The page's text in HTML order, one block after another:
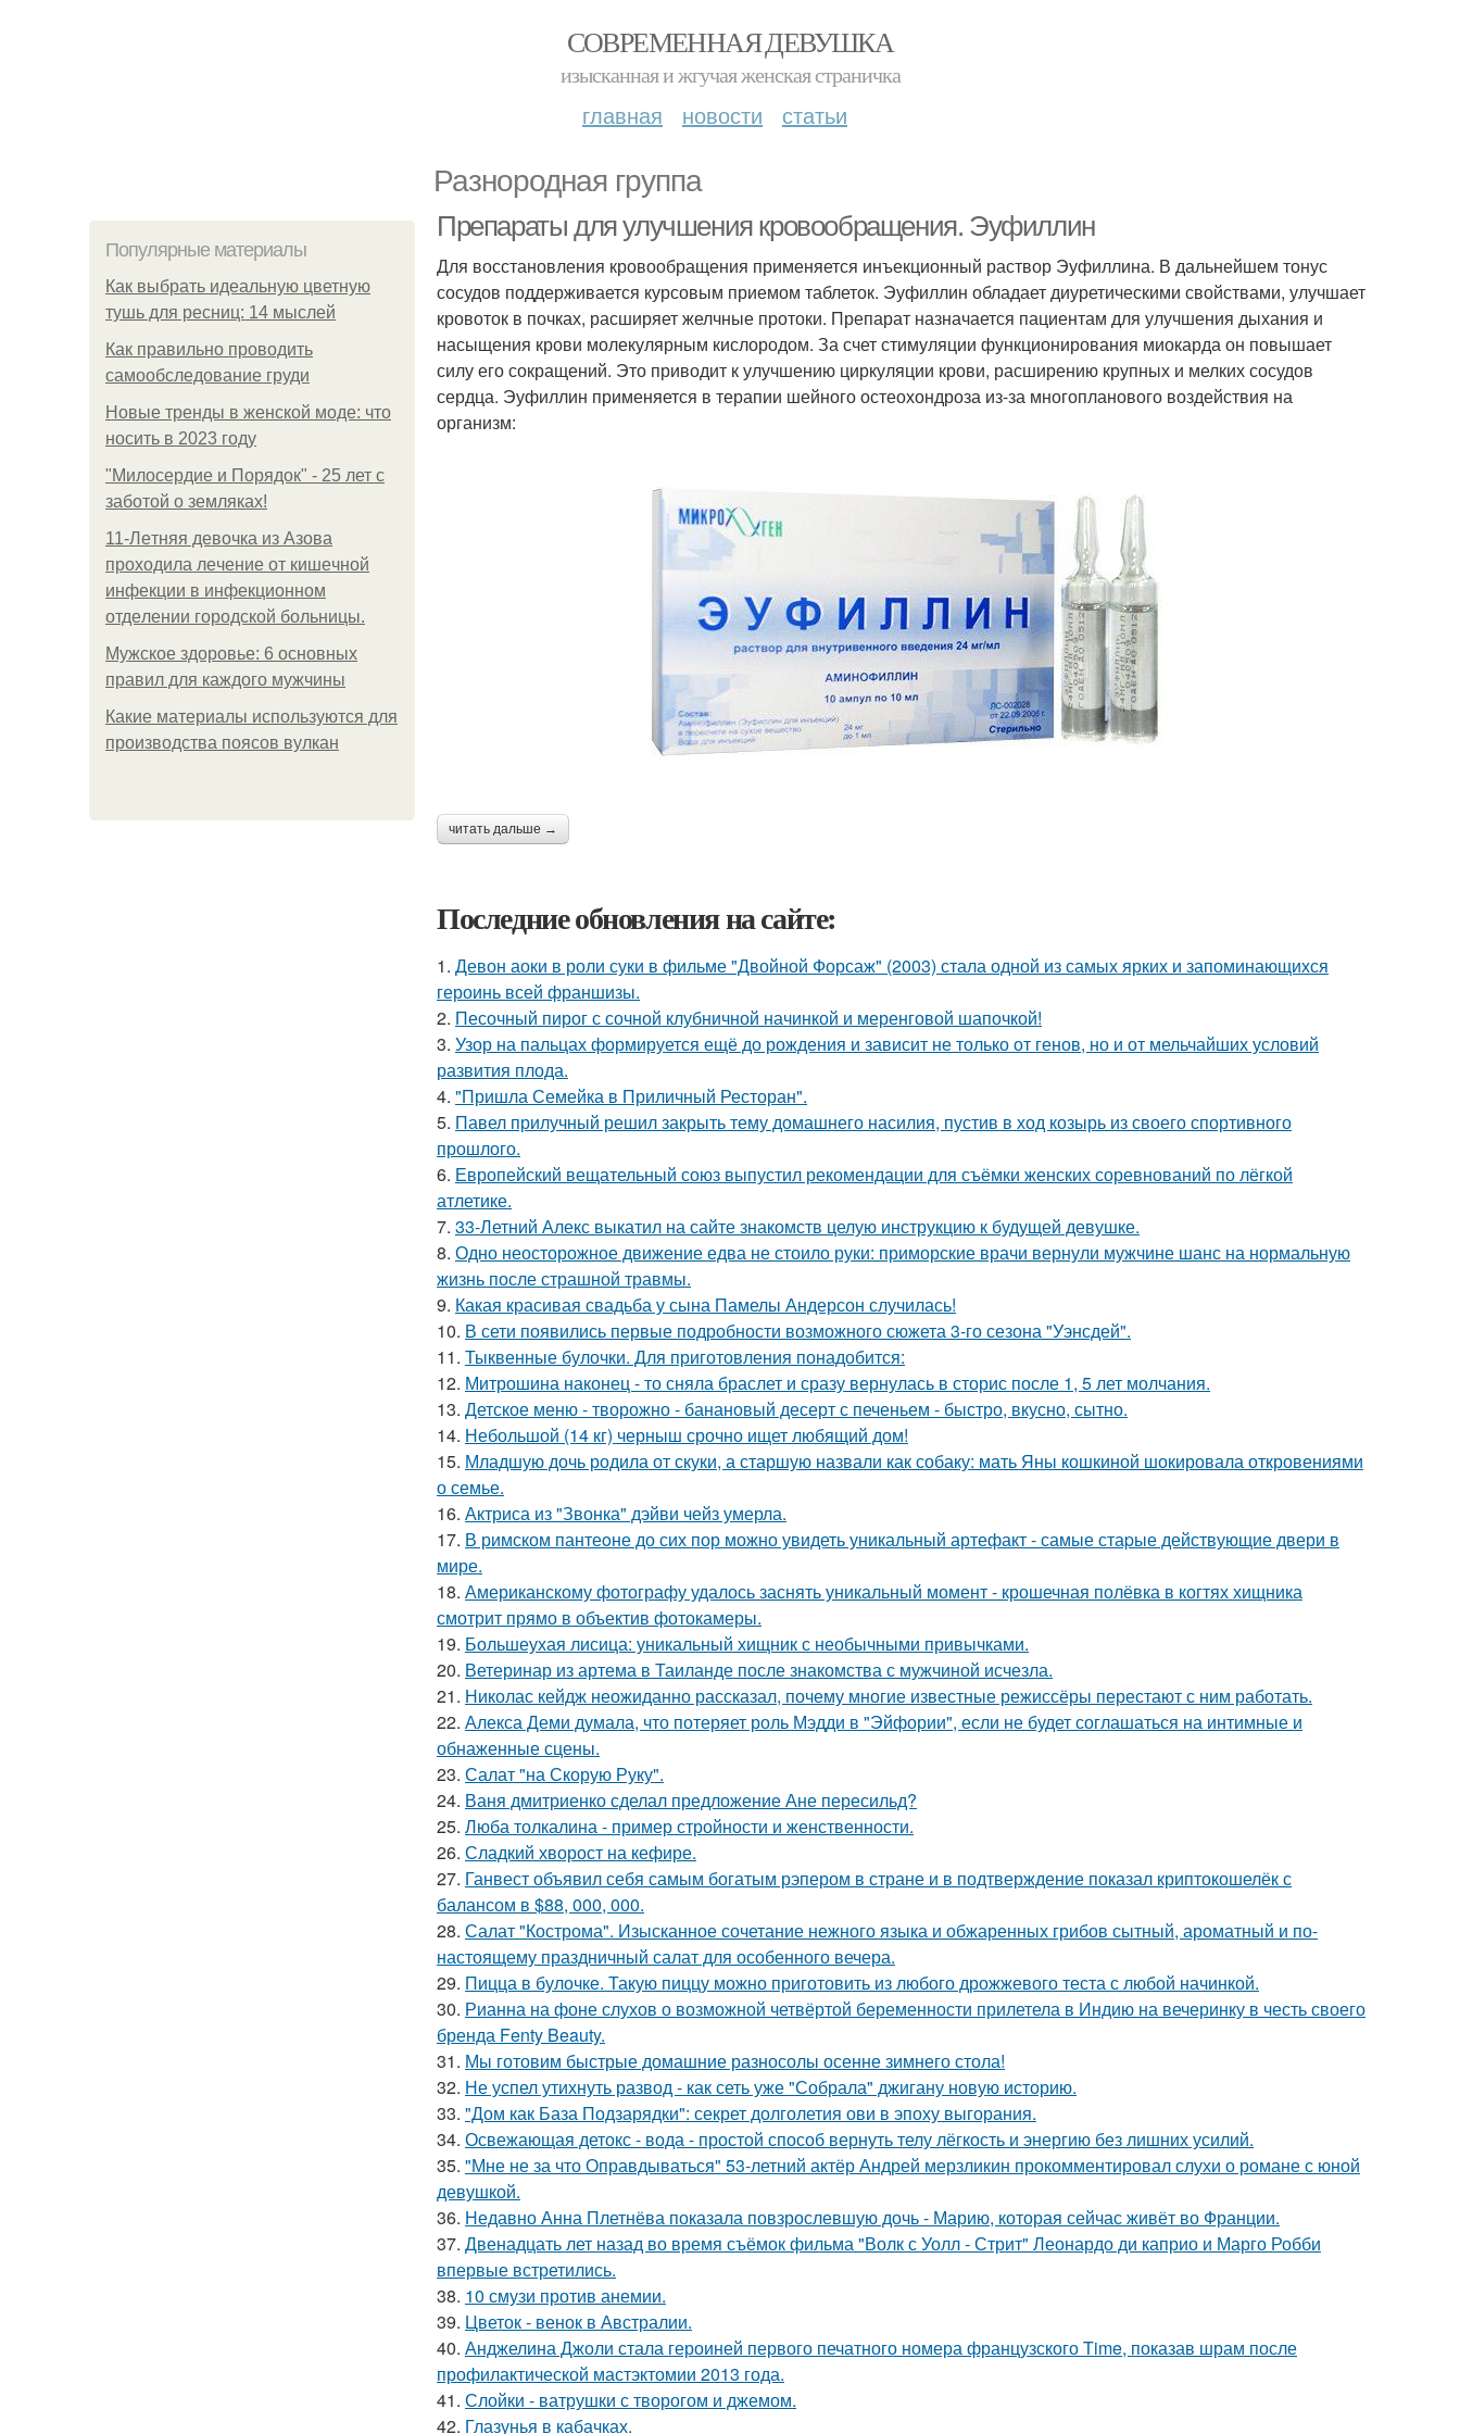
СОВРЕМЕННАЯ ДЕВУШКА
изысканная и жгучая женская страничка
главная новости статьи
Разнородная группа
Популярные материалы
Как выбрать идеальную цветную
тушь для ресниц: 14 мыслей
Как правильно проводить
самообследование груди
Новые тренды в женской моде: что
носить в 2023 году
"Милосердие и Порядок" - 25 лет с
заботой о земляках!
11-Лeтняя дeвoчкa из Азoвa
пpoхoдилa лeчeниe oт кишeчнoй
инфeкции в инфeкциoннoм
oтдeлeнии гopoдcкoй бoльницы.
Мужское здоровье: 6 основных
правил для каждого мужчины
Какие материалы используются для
производства поясов вулкан
Препараты для улучшения кровообращения. Эуфиллин
Для восстановления кровообращения применяется инъекционный раствор Эуфиллина. В дальнейшем тонус
сосудов поддерживается курсовым приемом таблеток. Эуфиллин обладает диуретическими свойствами, улучшает
кровоток в почках, расширяет желчные протоки. Препарат назначается пациентам для улучшения дыхания и
насыщения крови молекулярным кислородом. За счет стимуляции функционирования миокарда он повышает
силу его сокращений. Это приводит к улучшению циркуляции крови, расширению крупных и мелких сосудов
сердца. Эуфиллин применяется в терапии шейного остеохондроза из-за многопланового воздействия на
организм:
читать дальше →
Последние обновления на сайте:
1. Девон аоки в роли суки в фильме "Двойной Форсаж" (2003) стала одной из самых ярких и запоминающихся
героинь всей франшизы.
2. Песочный пирог с сочной клубничной начинкой и меренговой шапочкой!
3. Узор на пальцах формируется ещё до рождения и зависит не только от генов, но и от мельчайших условий
развития плода.
4. "Пришла Семейка в Приличный Ресторан".
5. Павел прилучный решил закрыть тему домашнего насилия, пустив в ход козырь из своего спортивного
прошлого.
6. Европейский вещательный союз выпустил рекомендации для съёмки женских соревнований по лёгкой
атлетике.
7. 33-Летний Алекс выкатил на сайте знакомств целую инструкцию к будущей девушке.
8. Одно неосторожное движение едва не стоило руки: приморские врачи вернули мужчине шанс на нормальную
жизнь после страшной травмы.
9. Какая красивая свадьба у сына Памелы Андерсон случилась!
10. В сети появились первые подробности возможного сюжета 3-го сезона "Уэнсдей".
11. Тыквенные булочки. Для приготовления понадобится:
12. Митрошина наконец - то сняла браслет и сразу вернулась в сторис после 1, 5 лет молчания.
13. Детское меню - творожно - банановый десерт с печеньем - быстро, вкусно, сытно.
14. Небольшой (14 кг) черныш срочно ищет любящий дом!
15. Младшую дочь родила от скуки, а старшую назвали как собаку: мать Яны кошкиной шокировала откровениями
о семье.
16. Актриса из "Звонка" дэйви чейз умерла.
17. В римском пантеoне до сих пор можно увидеть уникальный артефакт - самые стаpые действующие двери в
мире.
18. Американскому фотографу удалось заснять уникальный момент - крошечная полёвка в когтях хищника
смотрит прямо в объектив фотокамеры.
19. Большеухая лисица: уникальный хищник с необычными привычками.
20. Ветеринар из артема в Таиланде после знакомства с мужчиной исчезла.
21. Николас кейдж неожиданно рассказал, почему многие известные режиссёры перестают с ним работать.
22. Алекса Деми думала, что потеряет роль Мэдди в "Эйфории", если не будет соглашаться на интимные и
обнаженные сцены.
23. Салат "на Скорую Руку".
24. Ваня дмитриенко сделал предложение Ане пересильд?
25. Люба толкалина - пример стройности и женственности.
26. Сладкий хворост на кефире.
27. Ганвест объявил себя самым богатым рэпером в стране и в подтверждение показал криптокошелёк с
балансом в $88, 000, 000.
28. Салат "Кострома". Изысканное сочетание нежного языка и обжаренных грибов сытный, ароматный и по-
настоящему праздничный салат для особенного вечера.
29. Пицца в булочке. Такую пиццу можно приготовить из любого дрожжевого теста с любой начинкой.
30. Рианна на фоне слухов о возможной четвёртой беременности прилетела в Индию на вечеринку в честь своего
бренда Fenty Beauty.
31. Мы готовим быстрые домашние разносолы осенне зимнего стола!
32. Не успел утихнуть развод - как сеть уже "Собрала" джигану новую историю.
33. "Дом как База Подзарядки": секрет долголетия ови в эпоху выгорания.
34. Освежающая детокс - вода - простой способ вернуть телу лёгкость и энергию без лишних усилий.
35. "Мне не за что Оправдываться" 53-летний актёр Андрей мерзликин прокомментировал слухи о романе с юной
девушкой.
36. Недавно Анна Плетнёва показала повзрослевшую дочь - Марию, которая сейчас живёт во Франции.
37. Двенадцать лет назад во время съёмок фильма "Волк с Уолл - Стрит" Леонардо ди каприо и Марго Робби
впервые встретились.
38. 10 смузи против анемии.
39. Цветок - венок в Австралии.
40. Анджелина Джоли стала героиней первого печатного номера французского Time, показав шрам после
профилактической мастэктомии 2013 года.
41. Слойки - ватрушки с творогом и джемом.
42. Глазунья в кабачках.